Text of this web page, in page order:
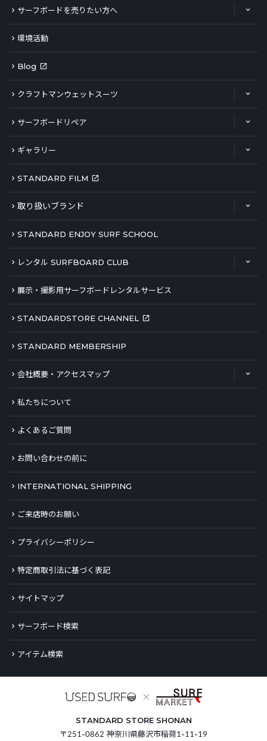
サーフボードを売りたい方へ
環境活動
Blog
クラフトマンウェットスーツ
サーフボードリペア
ギャラリー
STANDARD FILM
取り扱いブランド
STANDARD ENJOY SURF SCHOOL
レンタル SURFBOARD CLUB
展示・撮影用サーフボードレンタルサービス
STANDARDSTORE CHANNEL
STANDARD MEMBERSHIP
会社概要・アクセスマップ
私たちについて
よくあるご質問
お問い合わせの前に
INTERNATIONAL SHIPPING
ご来店時のお願い
プライバシーポリシー
特定商取引法に基づく表記
サイトマップ
サーフボード検索
アイテム検索
STANDARD STORE SHONAN
〒251-0862 神奈川県藤沢市稲荷1-11-19